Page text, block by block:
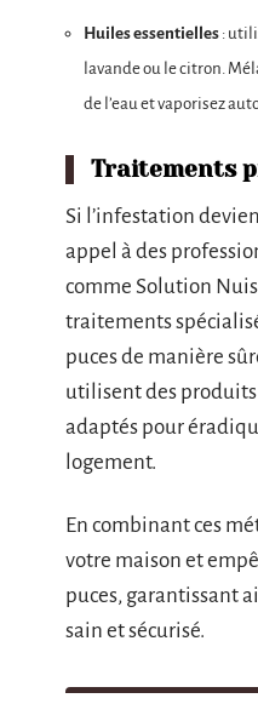
Huiles essentielles :
lavande ou le citron.
de l’eau et vaporisez
Traitements
Si l’infestation
appel à des
comme Solution
traitements
puces de manière
utilisent des
adaptés pour
logement.
En combinant ces
votre maison et
puces, garantissant
sain et sécurisé.